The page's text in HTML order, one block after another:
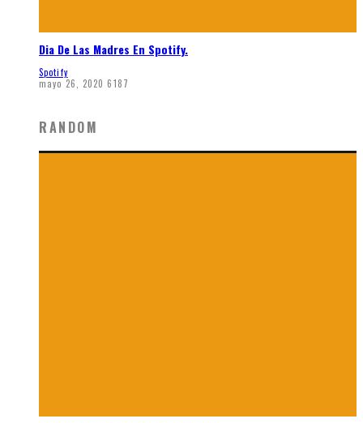
Dia De Las Madres En Spotify.
Spotify
mayo 26, 2020 6187
RANDOM